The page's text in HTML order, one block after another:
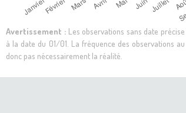
Avertissement :Les observations sans date
à la date du 01/01. La fréquence des observations
donc pas nécessairement la réalité.